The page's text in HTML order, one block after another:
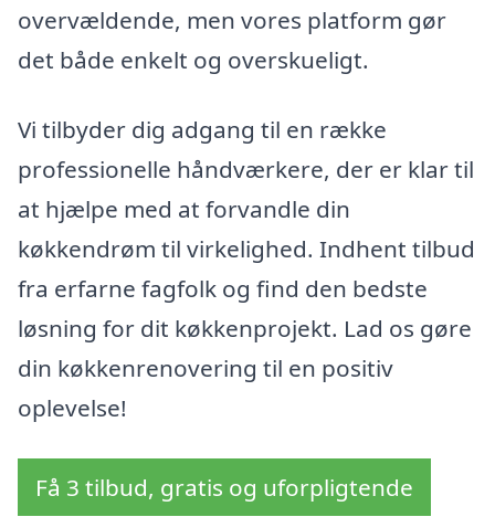
overvældende, men vores platform gør
det både enkelt og overskueligt.
Vi tilbyder dig adgang til en række
professionelle håndværkere, der er klar til
at hjælpe med at forvandle din
køkkendrøm til virkelighed. Indhent tilbud
fra erfarne fagfolk og find den bedste
løsning for dit køkkenprojekt. Lad os gøre
din køkkenrenovering til en positiv
oplevelse!
Få 3 tilbud, gratis og uforpligtende